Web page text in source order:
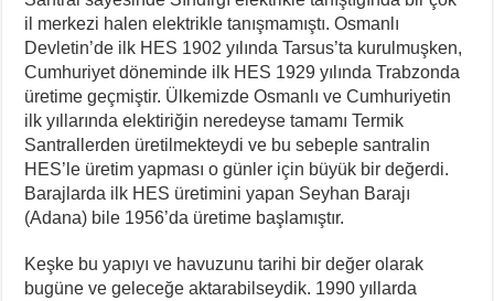
il merkezi halen elektrikle tanışmamıştı. Osmanlı
Devletin’de ilk HES 1902 yılında Tarsus’ta kurulmuşken,
Cumhuriyet döneminde ilk HES 1929 yılında Trabzonda
üretime geçmiştir. Ülkemizde Osmanlı ve Cumhuriyetin
ilk yıllarında elektiriğin neredeyse tamamı Termik
Santrallerden üretilmekteydi ve bu sebeple santralin
HES’le üretim yapması o günler için büyük bir değerdi.
Barajlarda ilk HES üretimini yapan Seyhan Barajı
(Adana) bile 1956’da üretime başlamıştır.
Keşke bu yapıyı ve havuzunu tarihi bir değer olarak
bugüne ve geleceğe aktarabilseydik. 1990 yıllarda